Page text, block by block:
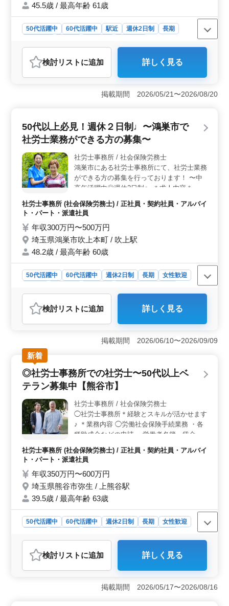
45.5歳 / 最高年齢 61歳
50代活躍中 60代活躍中 駅近 週休2日制
長期
社労士事務所
おすすめポイント
＜ベテラン社労士歓迎！熊谷市の社労士事務所でのお仕
事＞ 熊谷市の当社社労士事務所では、50代以上のベテ
ラン社労士を積極的に募集しています。経験や人柄を大
障害年金申請サポートを中心にお任せします＞ 当事務
所の業務は、主に障害年金申請サポートが中心です。ベ
アントに寄り添ったサポートを提供しています。 ＜
働きやすい好条件が揃っています＞ 社会保険完備、残
業少なめ、交通費実費支給、完全週休2日制、駅近の便利
な立地など、働きやすい環境が整っています。経験やス
り、ご応募をお待ちしております。
検討リスト に追加 詳しく見る
掲載期間 2026/05/21〜2026/08/20
50代以上必見！週休２日制♩〜鴻巣市で
社労士業務ができる方の募集〜
社労士事務所 / 社会保険労務士
鴻巣市にある社労士事務所にて、社労士業務
ができる方の募集を行っております！ 〜中
高年活躍中◎週休2日制〜 ＊求人内容＊ ・
雇用管理関連 ・人材育成相談 ・人材制度制
定 ・労務トラブル対応 ・就業規則作成 ・助
成金業務 50代以上のベテラン層の採用活
動、積極的に行っております☆ まずはお気
軽にお問い合わせください♪
社労士事務所 (社会保険労務士) / 正社員・契約社員・アルバイ
ト・パート・派遣社員
年収300万円〜500万円
埼玉県鴻巣市吹上本町 / 吹上駅
48.2歳 / 最高年齢 60歳
50代活躍中 60代活躍中 週休2日制 長期
女性歓迎
おすすめポイント
＜週休2日制で安心の働き方＞ 鴻巣市での社労士業務募
集中です。週休2日制でメリハリのある働き方が可能で
す。仕事とプライベートのバランスを大切にしながら、
地域の企業や個人のサポートに貢献できます。地域密着
型のサポートを提供し、地域社会に貢献していきましょ
う。 ＜中高年の活躍推進＞ 50代以上の方も歓迎し
ています。経験を活かして活躍できる環境です。社労士
す。安心して長く働ける環境を整えていますので、ぜひ
ご応募ください。 ＜多彩な業務内容＞ 社会保険手
続き、給与計算、雇用管理、人材育成相談など、幅広い
業務を担当します。経験を生かして、地域の企業や個人
がいのある仕事です。
検討リスト に追加 詳しく見る
掲載期間 2026/06/10〜2026/09/09
新着
◎社労士事務所での社労士〜50代以上ベ
テラン募集中【熊谷市】
社労士事務所 / 社会保険労務士
◯社労士事務所＊経験とスキルが活かせます
♪ ＊業務内容 ◯労働社会保険手続業務 ・各
種助成金などの申請 ・労働者名簿、賃金台
受給資格確認 ・裁定請求書の作成、提出 ＊
備考 ・完全週休2日制 ・社会保障完備 ◎シ
ニア世代活躍中！ご応募お待ちしております
♪
社労士事務所 (社会保険労務士) / 正社員・契約社員・アルバイ
ト・パート・派遣社員
年収350万円〜600万円
埼玉県熊谷市弥生 / 上熊谷駅
39.5歳 / 最高年齢 63歳
50代活躍中 60代活躍中 週休2日制 長期
女性歓迎
おすすめポイント
＜経験とスキルの活用＞ 社労士事務所経験6ヶ月以上の
ベテランを募集しています。労働社会保険手続業務や年
金相談業務での経験とスキルを活かし、確かな業務を提
検討リスト に追加 詳しく見る
掲載期間 2026/05/17〜2026/08/16